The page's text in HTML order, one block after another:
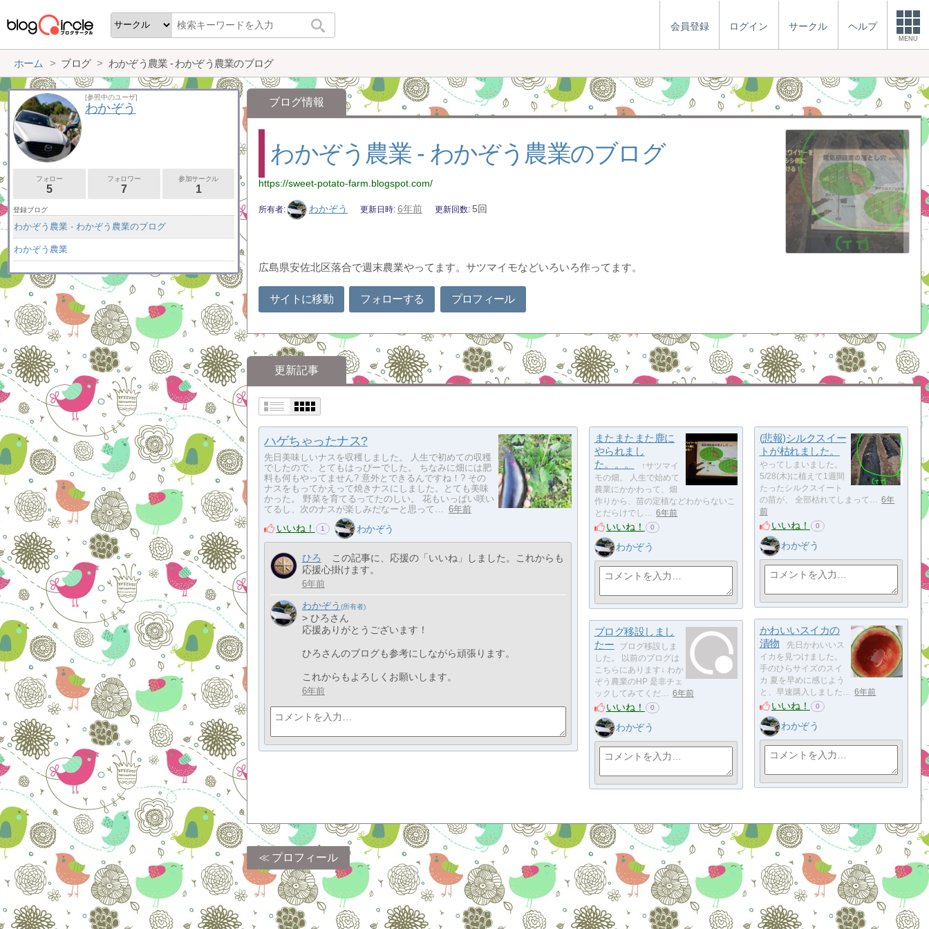
会員登録 ログイン サークル ヘルプ
MENU
ホーム ブログ わかぞう農業 - わかぞう農業のブログ
ブログ情報
わかぞう農業 - わかぞう農業のブログ
https://sweet-potato-farm.blogspot.com/
所有者 わかぞう 更新日時 6年前 更新回数 5回
広島県安佐北区落合で週末農業やってます。サツマイモなどいろいろ作ってます。
サイトに移動 フォローする プロフィール
更新記事
ハゲちゃったナス?
先日美味しいナスを収穫しました。 人生で初めての収穫
でしたので、とてもはっぴーでした。 ちなみに畑には肥
料も何もやってません? 意外とできるんですね！? その
ナスをもってかえって焼きナスにしました。とても美味
かった。 野菜を育てるってたのしい。 花もいっぱい咲い
てるし、次のナスが楽しみだなーと思って… 6年前
いいね！ 1 わかぞう
ひろ
この記事に、応援の「いいね」しました。これからも
応援心掛けます。
6年前
わかぞう
> ひろさん
応援ありがとうございます！
ひろさんのブログも参考にしながら頑張ります。
これからもよろしくお願いします。
6年前
またまたまた鹿に
やられまし
た。。。
↑サツマイ
モの畑。 人生で始めて
農業にかかわって、畑
作りから、苗の定植などわからないこ
とだらけでし…
6年前
いいね！ 0
わかぞう
(悲報)シルクスイー
トが枯れました。
やってしまいました。
5/28(木)に植えて1週間
たったシルクスイート
の苗が、 全部枯れてしまって…
6年
前
いいね！ 0
わかぞう
かわいいスイカの
漬物
先日かわいいス
イカを見つけました。
手のひらサイズのスイ
カ 夏を早めに感じよう
と、早速購入しました…
6年前
いいね！ 0
わかぞう
ブログ移設しまし
たー
ブログ移設しま
した。 以前のブログは
こちらにあります↓ わか
ぞう農業のHP 是非チェ
ックしてみてくだ…
6年前
いいね！ 0
わかぞう
プロフィール
[参照中のユーザ]
わかぞう
フォロー
5
フォロワー
7
参加サークル
1
登録ブログ
わかぞう農業 - わかぞう農業のブログ
わかぞう農業